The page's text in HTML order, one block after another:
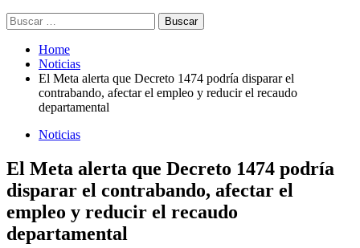
Buscar:
Home
Noticias
El Meta alerta que Decreto 1474 podría disparar el
contrabando, afectar el empleo y reducir el recaudo
departamental
Noticias
El Meta alerta que Decreto 1474 podría
disparar el contrabando, afectar el
empleo y reducir el recaudo
departamental